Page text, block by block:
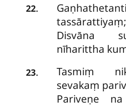
22.
tassārattiyaṃ;
Disvāna
nīharittha
23.
Tasmiṃ
sevakaṃ
Pariveṇe